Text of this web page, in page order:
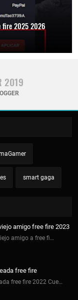
fire 2025 2026
2019
smart gaga
amigo free fire 2023
amigo a free fi…
free fire
free fire 2022 Cue…